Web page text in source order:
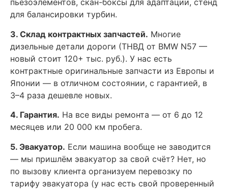
пьезоэлементов, скан-боксы для адаптации, стенд
для балансировки турбин.
3. Склад контрактных запчастей. Многие
дизельные детали дороги (ТНВД от BMW N57 —
новый стоит 120+ тыс. руб.). У нас есть
контрактные оригинальные запчасти из Европы и
Японии — в отличном состоянии, с гарантией, в
3–4 раза дешевле новых.
4. Гарантия. На все виды ремонта — от 6 до 12
месяцев или 20 000 км пробега.
5. Эвакуатор. Если машина вообще не заводится
— мы пришлём эвакуатор за свой счёт? Нет, но
по вызову клиента организуем перевозку по
тарифу эвакуатора (у нас есть свой проверенный